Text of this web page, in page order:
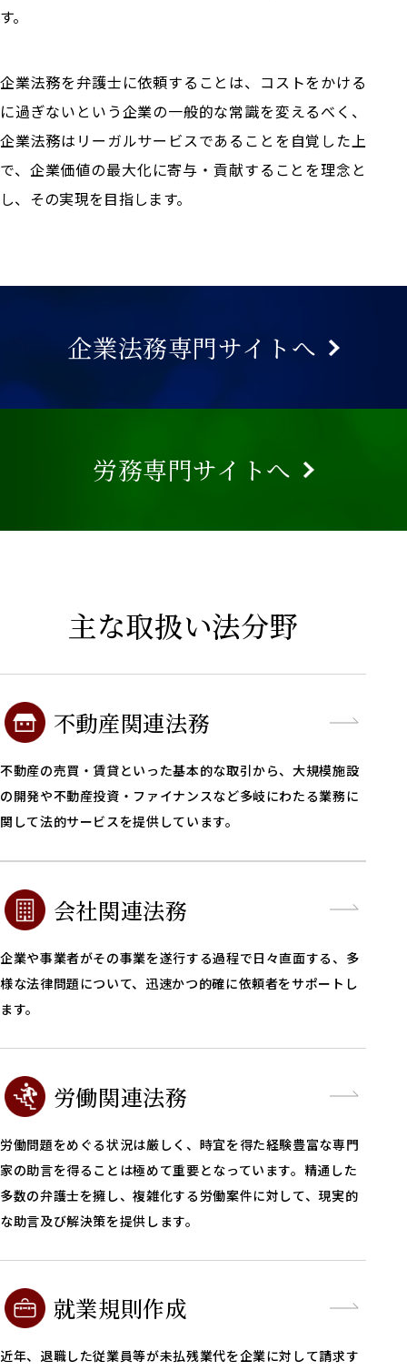
す。
企業法務を弁護士に依頼することは、コストをかける
に過ぎないという企業の一般的な常識を変えるべく、
企業法務はリーガルサービスであることを自覚した上
で、企業価値の最大化に寄与・貢献することを理念と
し、その実現を目指します。
企業法務専門サイトへ
労務専門サイトへ
主な取扱い法分野
不動産関連法務
不動産の売買・賃貸といった基本的な取引から、大規模施設
の開発や不動産投資・ファイナンスなど多岐にわたる業務に
関して法的サービスを提供しています。
会社関連法務
企業や事業者がその事業を遂行する過程で日々直面する、多
様な法律問題について、迅速かつ的確に依頼者をサポートし
ます。
労働関連法務
労働問題をめぐる状況は厳しく、時宜を得た経験豊富な専門
家の助言を得ることは極めて重要となっています。精通した
多数の弁護士を擁し、複雑化する労働案件に対して、現実的
な助言及び解決策を提供します。
就業規則作成
近年、退職した従業員等が未払残業代を企業に対して請求す